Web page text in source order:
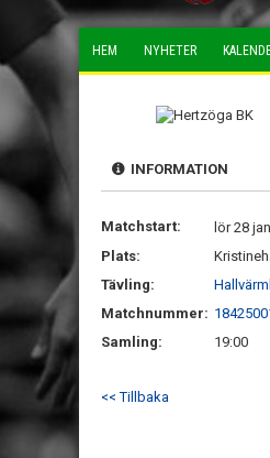
HEM NYHETER
INFORMATION
Matchstart:
lör 28
Plats:
Tävling:
Matchnummer:
Samling:
19:00
<< Tillbaka